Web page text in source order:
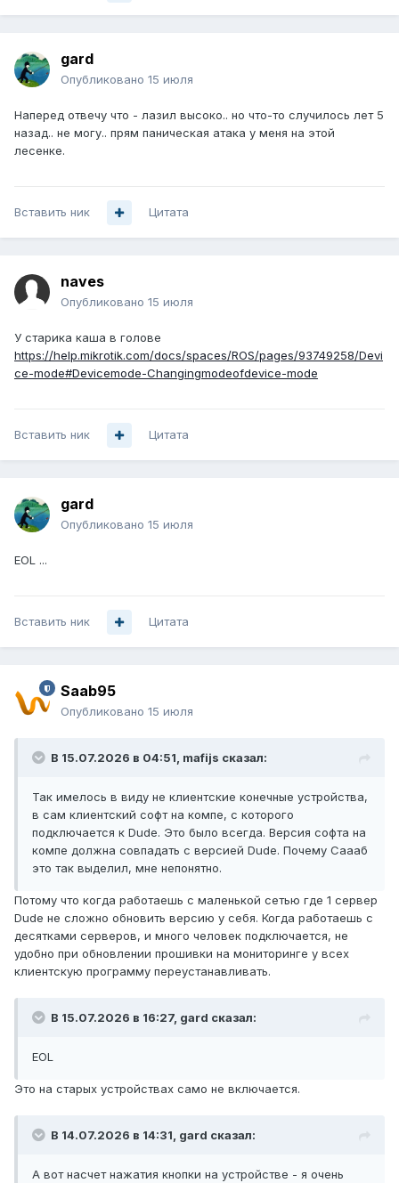
gard
Опубликовано 15 июля
Наперед отвечу что - лазил высоко.. но что-то случилось лет 5
назад.. не могу.. прям паническая атака у меня на этой
лесенке.
Вставить ник Цитата
naves
Опубликовано 15 июля
У старика каша в голове
https://help.mikrotik.com/docs/spaces/ROS/pages/93749258/Devi
ce-mode#Devicemode-Changingmodeofdevice-mode
Вставить ник Цитата
gard
Опубликовано 15 июля
EOL ...
Вставить ник Цитата
Saab95
Опубликовано 15 июля
В 15.07.2026 в 04:51, mafijs сказал:
Так имелось в виду не клиентские конечные устройства,
в сам клиентский софт на компе, с которого
подключается к Dude. Это было всегда. Версия софта на
компе должна совпадать с версией Dude. Почему Саааб
это так выделил, мне непонятно.
Потому что когда работаешь с маленькой сетью где 1 сервер
Dude не сложно обновить версию у себя. Когда работаешь с
десятками серверов, и много человек подключается, не
удобно при обновлении прошивки на мониторинге у всех
клиентскую программу переустанавливать.
В 15.07.2026 в 16:27, gard сказал:
EOL
Это на старых устройствах само не включается.
В 14.07.2026 в 14:31, gard сказал:
А вот насчет нажатия кнопки на устройстве - я очень